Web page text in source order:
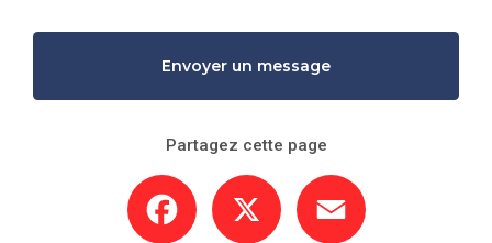
Envoyer un message
Partagez cette page
Facebook